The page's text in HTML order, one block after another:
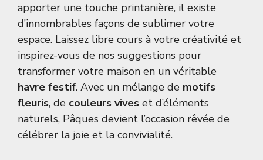
apporter une touche printanière, il existe
d’innombrables façons de sublimer votre
espace. Laissez libre cours à votre créativité et
inspirez-vous de nos suggestions pour
transformer votre maison en un véritable
havre festif. Avec un mélange de motifs
fleuris, de couleurs vives et d’éléments
naturels, Pâques devient l’occasion rêvée de
célébrer la joie et la convivialité.